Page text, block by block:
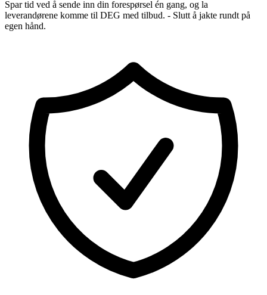
Spar tid ved å sende inn din forespørsel én gang, og la
leverandørene komme til DEG med tilbud. - Slutt å jakte rundt på
egen hånd.